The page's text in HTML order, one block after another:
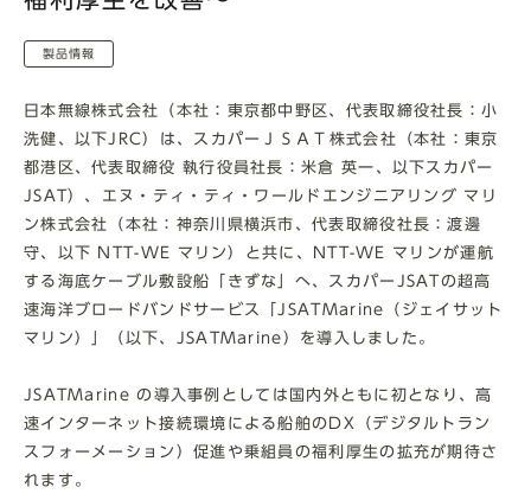
製品情報
日本無線株式会社（本社：東京都中野区、代表取締役社長：小
洗健、以下JRC）は、スカパーＪＳＡＴ株式会社（本社：東京
都港区、代表取締役 執行役員社長：米倉 英一、以下スカパー
JSAT）、エヌ・ティ・ティ・ワールドエンジニアリング マリ
ン株式会社（本社：神奈川県横浜市、代表取締役社長：渡邊
守、以下 NTT-WE マリン）と共に、NTT-WE マリンが運航
する海底ケーブル敷設船「きずな」へ、スカパーJSATの超高
速海洋ブロードバンドサービス「JSATMarine（ジェイサット
マリン）」（以下、JSATMarine）を導入しました。
JSATMarine の導入事例としては国内外ともに初となり、高
速インターネット接続環境による船舶のDX（デジタルトラン
スフォーメーション）促進や乗組員の福利厚生の拡充が期待さ
れます。